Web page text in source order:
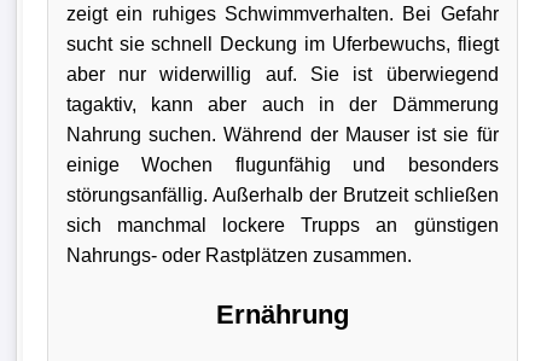
zeigt ein ruhiges Schwimmverhalten. Bei Gefahr
sucht sie schnell Deckung im Uferbewuchs, fliegt
aber nur widerwillig auf. Sie ist überwiegend
tagaktiv, kann aber auch in der Dämmerung
Nahrung suchen. Während der Mauser ist sie für
einige Wochen flugunfähig und besonders
störungsanfällig. Außerhalb der Brutzeit schließen
sich manchmal lockere Trupps an günstigen
Nahrungs- oder Rastplätzen zusammen.
Ernährung